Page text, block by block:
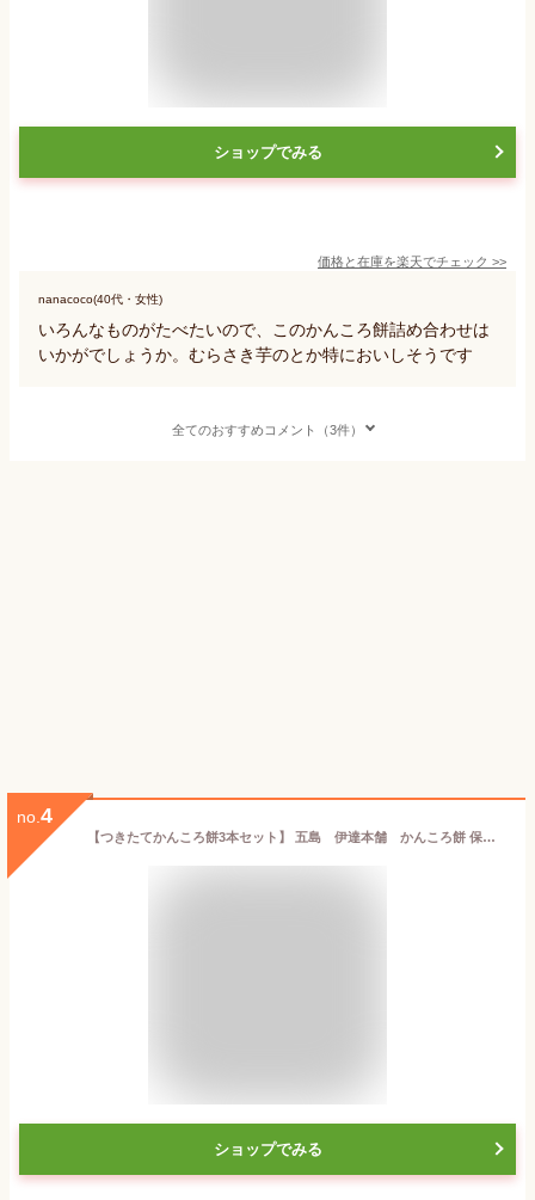
ショップでみる
価格と在庫を楽天でチェック >>
nanacoco(40代・女性)
いろんなものがたべたいので、このかんころ餅詰め合わせは
いかがでしょうか。むらさき芋のとか特においしそうです
全てのおすすめコメント（3件）
no. 4
【つきたてかんころ餅3本セット】 五島 伊達本舗 かんころ餅 保存食 おやつ お菓子 さつまいも 芋餅 芋 無添加 餅菓子 干し芋 和菓子 懐かしい味 長崎郷土菓子 スイーツ 敬老の日 御歳暮 御中元 プレゼント
ショップでみる